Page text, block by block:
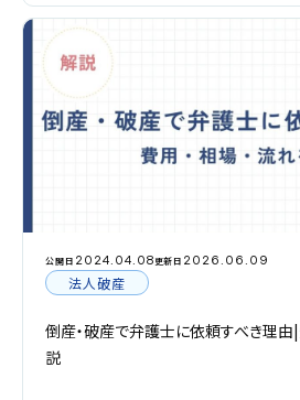
公開日 2024.04.08更新日 2026.06.09
法人破産
倒産・破産で弁護士に依頼すべき理由
説